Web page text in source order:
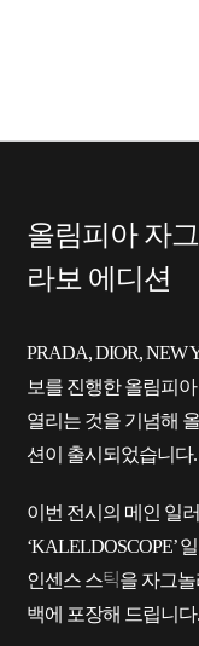
올림피아 자
라보 에디션
PRADA, DIOR, NEW
보를 진행한 올림피
열리는 것을 기념해
션이 출시되었습니다.
이번 전시의 메인 일
‘KALELDOSCOPE’
인센스 스틱을 자그
백에 포장해 드립니다.